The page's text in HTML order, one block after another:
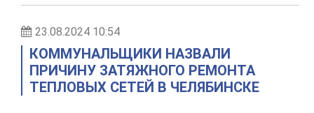
23.08.2024 10:54
КОММУНАЛЬЩИКИ НАЗВАЛИ
ПРИЧИНУ ЗАТЯЖНОГО РЕМОНТА
ТЕПЛОВЫХ СЕТЕЙ В ЧЕЛЯБИНСКЕ